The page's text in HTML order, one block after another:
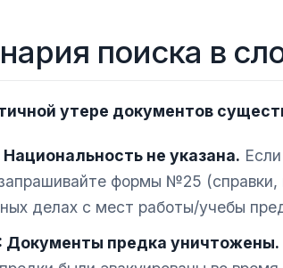
поиска в
утере документов
не указана.
формы №25
делах с мест работы/учебы
Документы предка уничтожены.